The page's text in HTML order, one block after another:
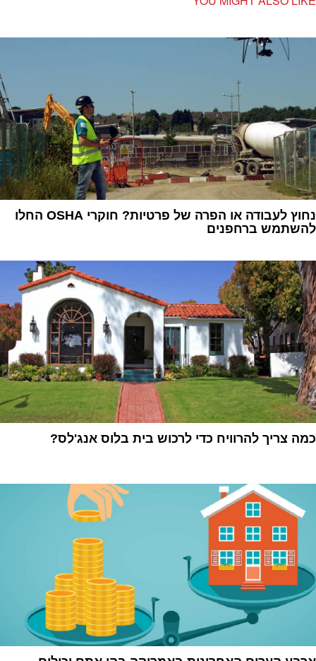
נחוץ לעבודה או הפרה של פרטיות? חוקרי OSHA החלו
להשתמש ברחפנים
כמה צריך להרוויח כדי לרכוש בית בלוס אנג'לס?